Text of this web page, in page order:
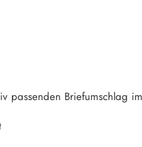
passenden Briefumschlag